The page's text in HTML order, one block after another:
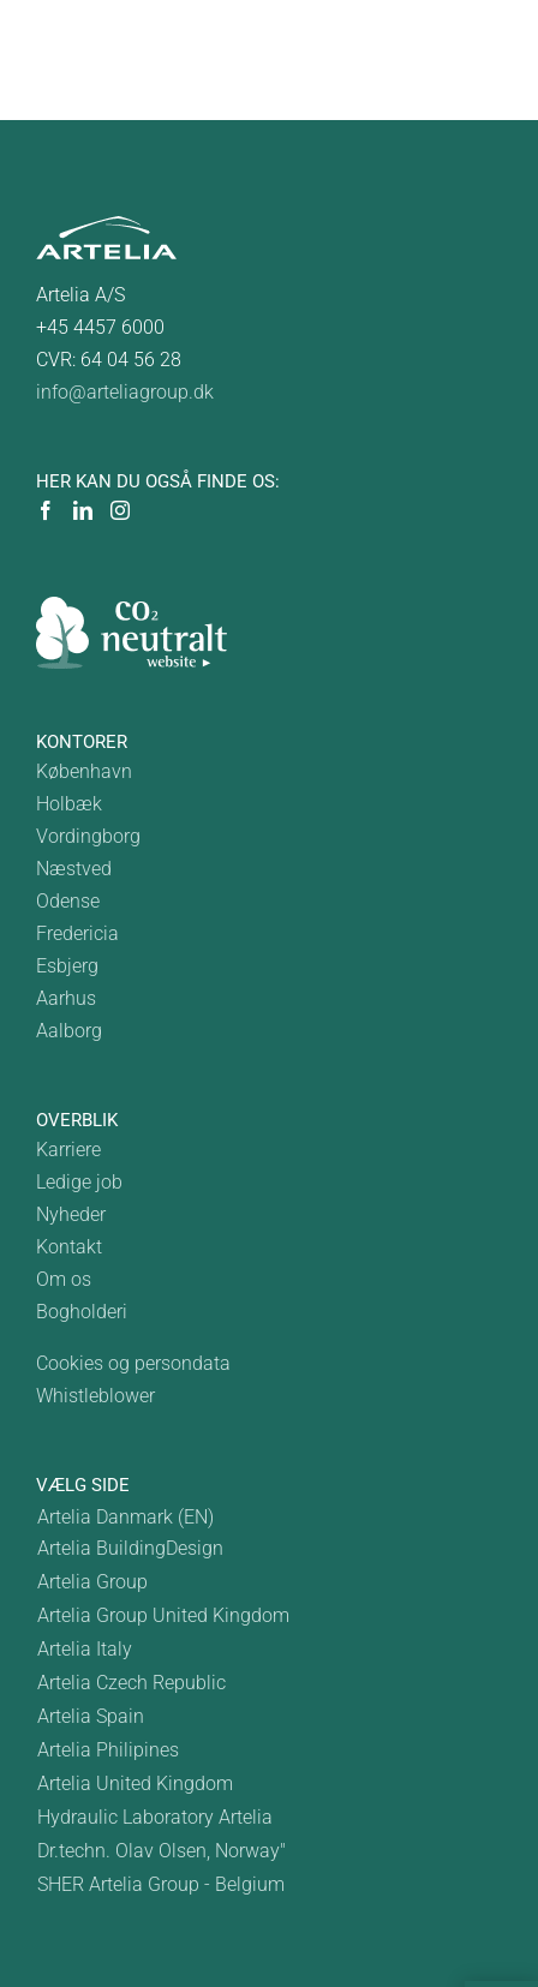
Artelia A/S
+45 4457 6000
CVR: 64 04 56 28
info@arteliagroup.dk
HER KAN DU OGSÅ FINDE OS:
KONTORER
København
Holbæk
Vordingborg
Næstved
Odense
Fredericia
Esbjerg
Aarhus
Aalborg
OVERBLIK
Karriere
Ledige job
Nyheder
Kontakt
Om os
Bogholderi
Cookies og persondata
Whistleblower
VÆLG SIDE
Artelia Danmark (EN)
Artelia BuildingDesign
Artelia Group
Artelia Group United Kingdom
Artelia Italy
Artelia Czech Republic
Artelia Spain
Artelia Philipines
Artelia United Kingdom
Hydraulic Laboratory Artelia
Dr.techn. Olav Olsen, Norway"
SHER Artelia Group - Belgium